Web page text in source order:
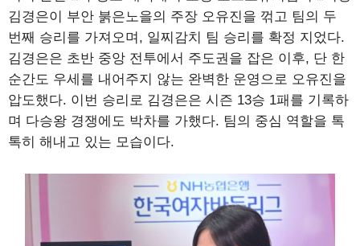
김경은이 부안 붉은노을의 주장 오유진을 꺾고 팀의 두
번째 승리를 가져오며, 일찌감치 팀 승리를 확정 지었다.
김경은은 초반 중앙 전투에서 주도권을 잡은 이후, 단 한
순간도 우세를 내어주지 않는 완벽한 운영으로 오유진을
압도했다. 이번 승리로 김경은은 시즌 13승 1패를 기록하
며 다승왕 경쟁에도 박차를 가했다. 팀의 중심 역할을 톡
톡히 해내고 있는 모습이다.